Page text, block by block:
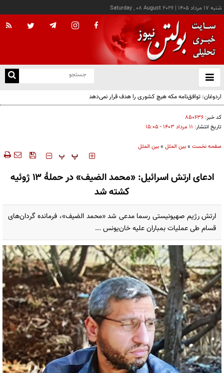
شنبه ۱۷ مرداد ۱۴۰۵ |
Saturday , 08 August 2026
باز
و
اردوغان: توافق‌نامه مکه هیچ کشوری را هدف قرار نمی‌دهد
کد خبر: ۸۵۰۶۳۶
تاریخ انتشار: ۱۱ مرداد ۱۴۰۳ - ۱۵:۰۵
صفحه نخست »بین الملل »بین الملل
‍‍‍ پ پ
ادعای ارتش اسرائیل: «محمد الضیف» در حملۀ ۱۳ ژوئیه
کشته شد
ارتش رژیم صهیونیستی رسما مدعی شد «محمد الضیف»، فرمانده گردان‌های
قسام طی عملیات بمباران علیه خان‌یونس ...